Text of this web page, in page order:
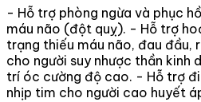
- Hỗ trợ phòng ngừa và phục
máu não (đột quỵ). - Hỗ trợ
trạng thiếu máu não, đau đầu,
cho người suy nhược thần kinh
trí óc cường độ cao. - Hỗ trợ
nhịp tim cho người cao huyết